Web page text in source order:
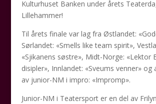
Kulturhuset Banken under årets
Lillehammer!
Til årets finale var lag fra Østlandet:
Sørlandet: «Smells like team spirit»,
«Sjikanens søstre», Midt-Norge: «Lektor
disipler», Innlandet: «Sveums venner» og
av junior-NM i impro: «Impromp».
Junior-NM i Teatersport er en del av